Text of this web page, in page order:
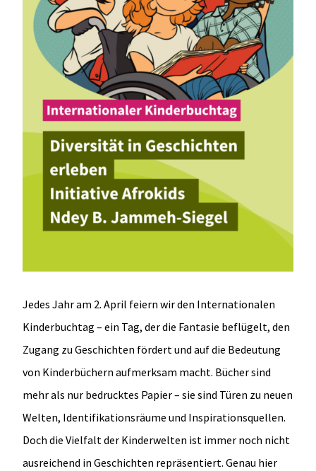
Jedes Jahr am 2. April feiern wir den Internationalen
Kinderbuchtag – ein Tag, der die Fantasie beflügelt, den
Zugang zu Geschichten fördert und auf die Bedeutung
von Kinderbüchern aufmerksam macht. Bücher sind
mehr als nur bedrucktes Papier – sie sind Türen zu neuen
Welten, Identifikationsräume und Inspirationsquellen.
Doch die Vielfalt der Kinderwelten ist immer noch nicht
ausreichend in Geschichten repräsentiert. Genau hier